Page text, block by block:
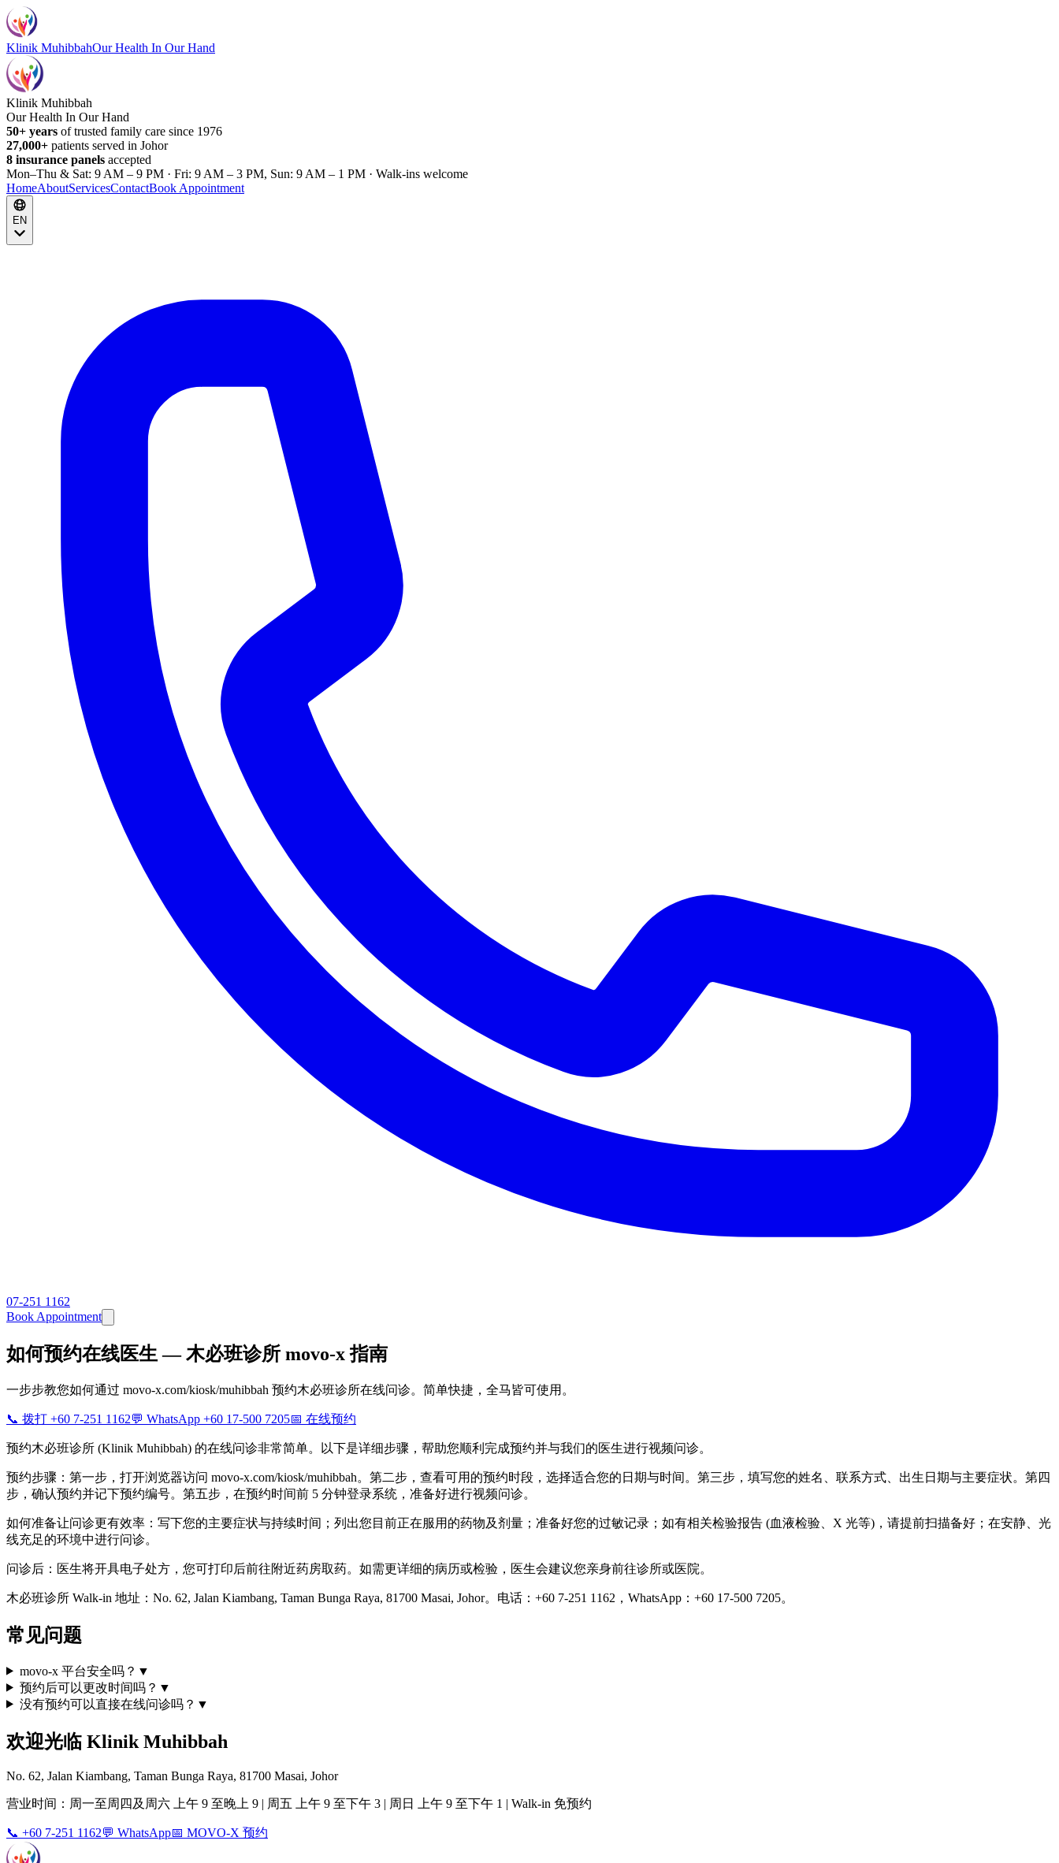
Klinik MuhibbahOur Health In Our Hand
Klinik Muhibbah
Our Health In Our Hand
50+ years of trusted family care since 1976
27,000+ patients served in Johor
8 insurance panels accepted
Mon–Thu & Sat: 9 AM – 9 PM · Fri: 9 AM – 3 PM, Sun: 9 AM – 1 PM · Walk-ins welcome
HomeAboutServicesContactBook Appointment
EN
07-251 1162
Book Appointment
如何预约在线医生 — 木必班诊所 movo-x 指南
一步步教您如何通过 movo-x.com/kiosk/muhibbah 预约木必班诊所在线问诊。简单快捷，全马皆可使用。
📞 拨打 +60 7-251 1162💬 WhatsApp +60 17-500 7205📅 在线预约
预约木必班诊所 (Klinik Muhibbah) 的在线问诊非常简单。以下是详细步骤，帮助您顺利完成预约并与我们的医生进行视频问诊。
预约步骤：第一步，打开浏览器访问 movo-x.com/kiosk/muhibbah。第二步，查看可用的预约时段，选择适合您的日期与时间。第三步，填写您的姓名、联系方式、出生日期与主要症状。第四
步，确认预约并记下预约编号。第五步，在预约时间前 5 分钟登录系统，准备好进行视频问诊。
如何准备让问诊更有效率：写下您的主要症状与持续时间；列出您目前正在服用的药物及剂量；准备好您的过敏记录；如有相关检验报告 (血液检验、X 光等)，请提前扫描备好；在安静、光
线充足的环境中进行问诊。
问诊后：医生将开具电子处方，您可打印后前往附近药房取药。如需更详细的病历或检验，医生会建议您亲身前往诊所或医院。
木必班诊所 Walk-in 地址：No. 62, Jalan Kiambang, Taman Bunga Raya, 81700 Masai, Johor。电话：+60 7-251 1162，WhatsApp：+60 17-500 7205。
常见问题
movo-x 平台安全吗？ ▼
预约后可以更改时间吗？ ▼
没有预约可以直接在线问诊吗？ ▼
欢迎光临 Klinik Muhibbah
No. 62, Jalan Kiambang, Taman Bunga Raya, 81700 Masai, Johor
营业时间：周一至周四及周六 上午 9 至晚上 9 | 周五 上午 9 至下午 3 | 周日 上午 9 至下午 1 | Walk-in 免预约
📞 +60 7-251 1162💬 WhatsApp📅 MOVO-X 预约